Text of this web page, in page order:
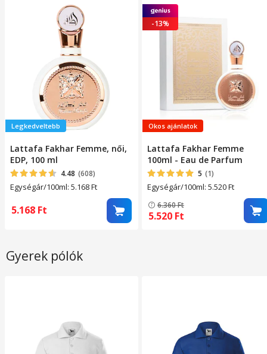
Legkedveltebb
Lattafa Fakhar Femme, női,
EDP, 100 ml
4.48 (608)
Egységár/100ml: 5.168Ft
5.168 Ft
-13%
Okos ajánlatok
Lattafa Fakhar Femme
100ml - Eau de Parfum
5 (1)
Egységár/100ml: 5.520Ft
6.360Ft
5.520 Ft
Gyerek pólók